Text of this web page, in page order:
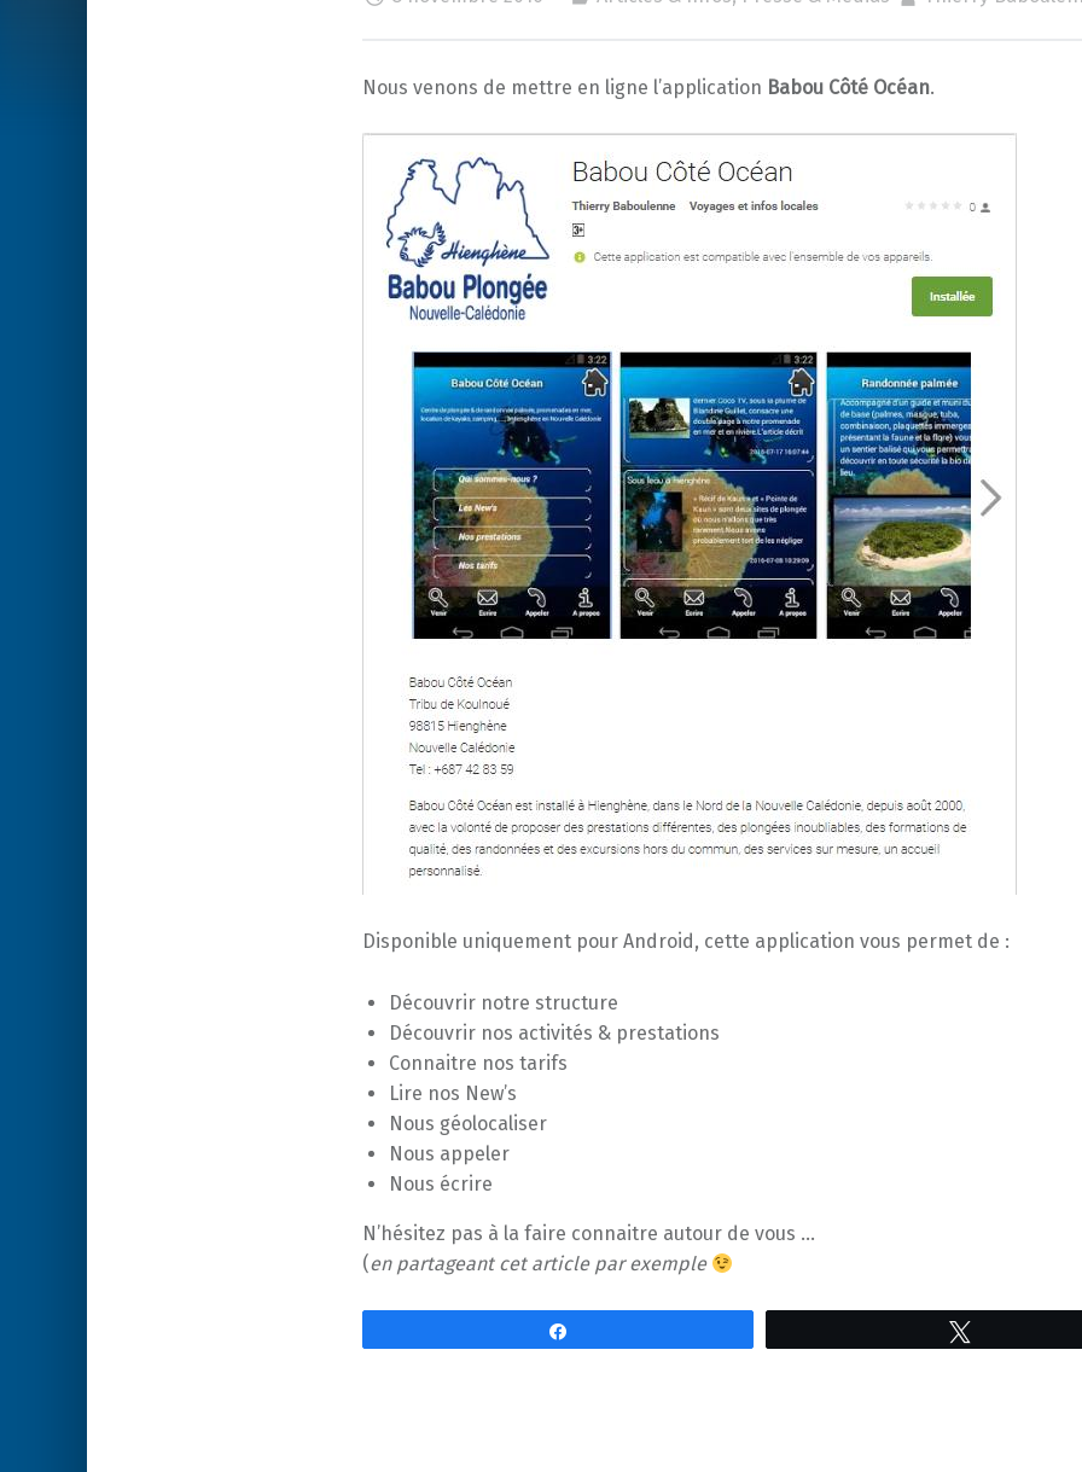
Nous venons de mettre en ligne l’application Babou Côté Océan.
Disponible uniquement pour Android, cette application vous permet de :
Découvrir notre structure
Découvrir nos activités & prestations
Connaitre nos tarifs
Lire nos New’s
Nous géolocaliser
Nous appeler
Nous écrire
N’hésitez pas à la faire connaitre autour de vous …
(en partageant cet article par exemple